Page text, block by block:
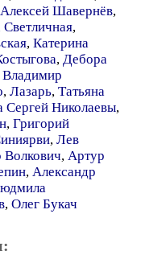
Алексей Шавернёв,
,
, Катерина
, Дебора
Владимир
, Лазарь, Татьяна
Сергей Николаевы,
, Григорий
, Лев
, Артур
, Александр
, Олег Букач